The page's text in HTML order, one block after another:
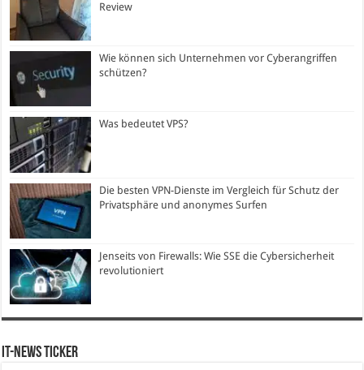
Review
Wie können sich Unternehmen vor Cyberangriffen
schützen?
Was bedeutet VPS?
Die besten VPN-Dienste im Vergleich für Schutz der
Privatsphäre und anonymes Surfen
Jenseits von Firewalls: Wie SSE die Cybersicherheit
revolutioniert
IT-News Ticker